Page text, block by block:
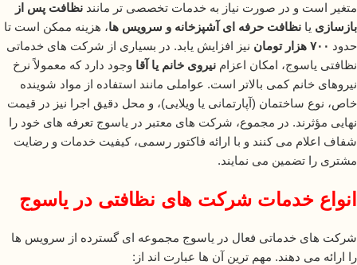
متغیر است و در صورت نیاز به خدمات تخصصی تر مانند نظافت پس از
بازسازی یا نظافت حرفه ای آشپزخانه و سرویس ها، هزینه ممکن است تا
حدود ۷۰۰ هزار تومان
نیز افزایش یابد. در بسیاری از شرکت های خدماتی
نظافتی یاسوج، امکان اعزام نیروی خانم یا آقا وجود دارد که معمولاً نرخ
نیروهای خانم کمی بالاتر است. عواملی مانند استفاده از مواد شوینده
خاص، نوع ساختمان (آپارتمانی یا ویلایی)، و محل دقیق اجرا نیز در قیمت
نهایی مؤثرند. در مجموع، شرکت های معتبر در یاسوج تعرفه های خود را
شفاف اعلام می کنند و با ارائه فاکتور رسمی، کیفیت خدمات و رضایت
مشتری را تضمین می نمایند.
انواع خدمات شرکت های نظافتی در یاسوج
شرکت های خدماتی فعال در یاسوج مجموعه ای گسترده از سرویس ها
را ارائه می دهند. مهم ترین آن ها عبارت اند از: